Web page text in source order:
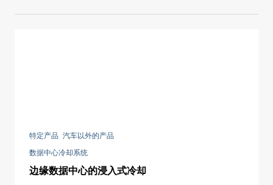
特定产品 汽车以外的产品
数据中心冷却系统
边缘数据中心的浸入式冷却